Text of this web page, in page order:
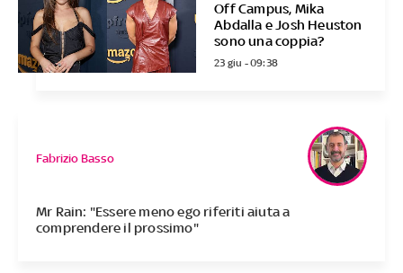
Off Campus, Mika
Abdalla e Josh Heuston
sono una coppia?
23 giu - 09:38
Mr Rain: "Essere meno ego riferiti aiuta a
comprendere il prossimo"
Fabrizio Basso